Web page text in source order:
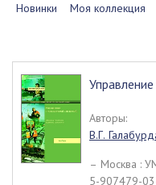
Новинки Моя коллекция
Авторы:
В.Г.
– Москва :
5-907479-